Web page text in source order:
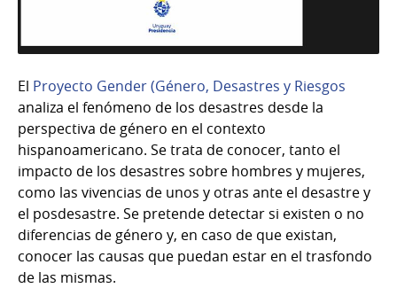
El Proyecto Gender (Género, Desastres y Riesgos
analiza el fenómeno de los desastres desde la
perspectiva de género en el contexto
hispanoamericano. Se trata de conocer, tanto el
impacto de los desastres sobre hombres y mujeres,
como las vivencias de unos y otras ante el desastre y
el posdesastre. Se pretende detectar si existen o no
diferencias de género y, en caso de que existan,
conocer las causas que puedan estar en el trasfondo
de las mismas.